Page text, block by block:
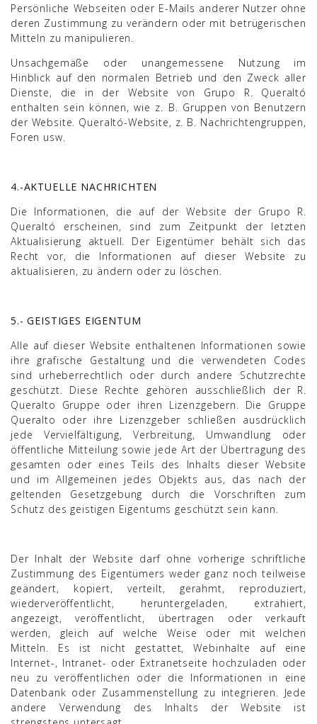
Persönliche Webseiten oder E-Mails anderer Nutzer ohne
deren Zustimmung zu verändern oder mit betrügerischen
Mitteln zu manipulieren.
Unsachgemäße oder unangemessene Nutzung im
Hinblick auf den normalen Betrieb und den Zweck aller
Dienste, die in der Website von Grupo R. Queraltó
enthalten sein können, wie z. B. Gruppen von Benutzern
der Website. Queraltó-Website, z. B. Nachrichtengruppen,
Foren usw.
4.-AKTUELLE NACHRICHTEN
Die Informationen, die auf der Website der Grupo R.
Queraltó erscheinen, sind zum Zeitpunkt der letzten
Aktualisierung aktuell. Der Eigentümer behält sich das
Recht vor, die Informationen auf dieser Website zu
aktualisieren, zu ändern oder zu löschen.
5.- GEISTIGES EIGENTUM
Alle auf dieser Website enthaltenen Informationen sowie
ihre grafische Gestaltung und die verwendeten Codes
sind urheberrechtlich oder durch andere Schutzrechte
geschützt. Diese Rechte gehören ausschließlich der R.
Queralto Gruppe oder ihren Lizenzgebern. Die Gruppe
Queralto oder ihre Lizenzgeber schließen ausdrücklich
jede Vervielfältigung, Verbreitung, Umwandlung oder
öffentliche Mitteilung sowie jede Art der Übertragung des
gesamten oder eines Teils des Inhalts dieser Website
und im Allgemeinen jedes Objekts aus, das nach der
geltenden Gesetzgebung durch die Vorschriften zum
Schutz des geistigen Eigentums geschützt sein kann.
Der Inhalt der Website darf ohne vorherige schriftliche
Zustimmung des Eigentümers weder ganz noch teilweise
geändert, kopiert, verteilt, gerahmt, reproduziert,
wiederveröffentlicht, heruntergeladen, extrahiert,
angezeigt, veröffentlicht, übertragen oder verkauft
werden, gleich auf welche Weise oder mit welchen
Mitteln. Es ist nicht gestattet, Webinhalte auf eine
Internet-, Intranet- oder Extranetseite hochzuladen oder
neu zu veröffentlichen oder die Informationen in eine
Datenbank oder Zusammenstellung zu integrieren. Jede
andere Verwendung des Inhalts der Website ist